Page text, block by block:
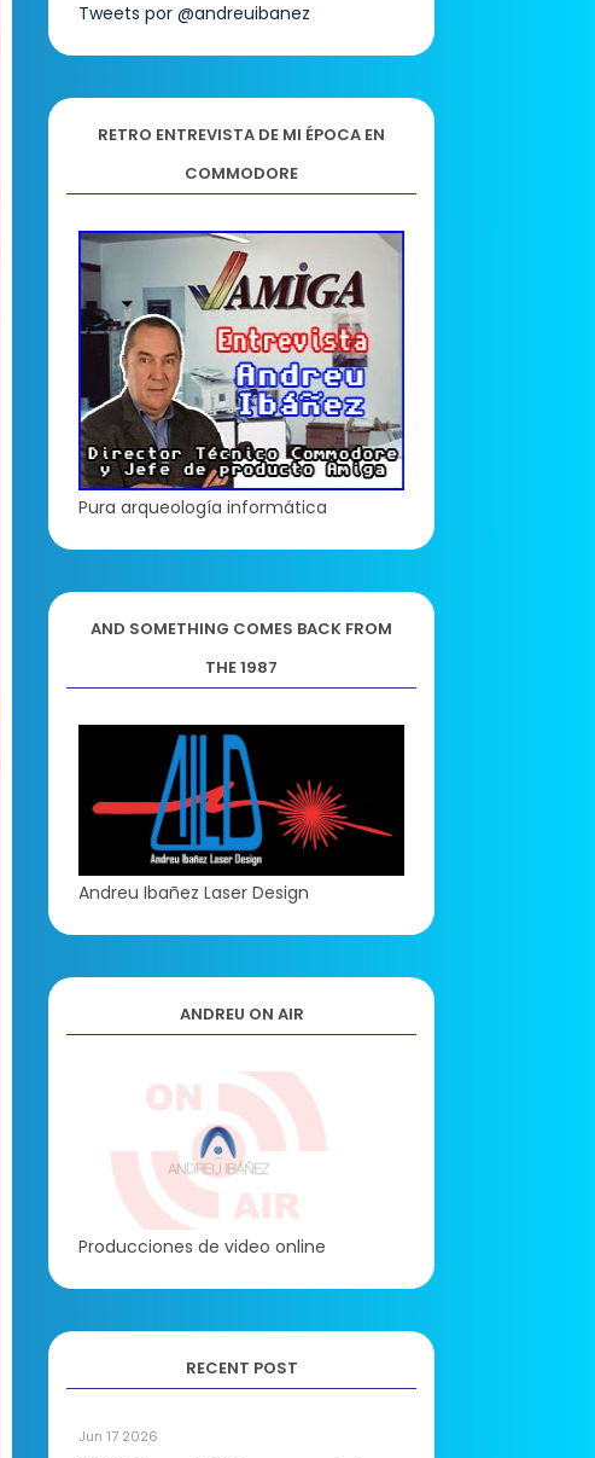
Tweets por @andreuibanez
RETRO ENTREVISTA DE MI ÉPOCA EN
COMMODORE
Pura arqueología informática
AND SOMETHING COMES BACK FROM
THE 1987
Andreu Ibañez Laser Design
ANDREU ON AIR
Producciones de video online
RECENT POST
Jun 17 2026